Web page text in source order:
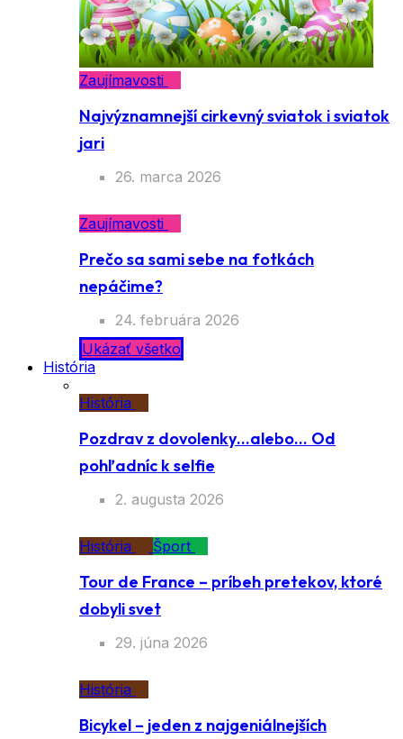
Zaujímavosti
Najvýznamnejší cirkevný sviatok i sviatok
jari
26. marca 2026
Zaujímavosti
Prečo sa sami sebe na fotkách
nepáčime?
24. februára 2026
Ukázať všetko
História
História
Pozdrav z dovolenky…alebo… Od
pohľadníc k selfie
2. augusta 2026
História Šport
Tour de France – príbeh pretekov, ktoré
dobyli svet
29. júna 2026
História
Bicykel – jeden z najgeniálnejších